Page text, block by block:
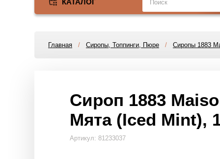
КАТАЛОГ
Главная / Сиропы, Топпинги, Пюре / Сиропы 1883
Сироп 1883
Мята (Iced Mint),
Артикул: 81233037